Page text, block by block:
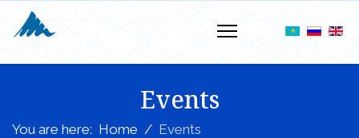
Events
You are here: Home Events